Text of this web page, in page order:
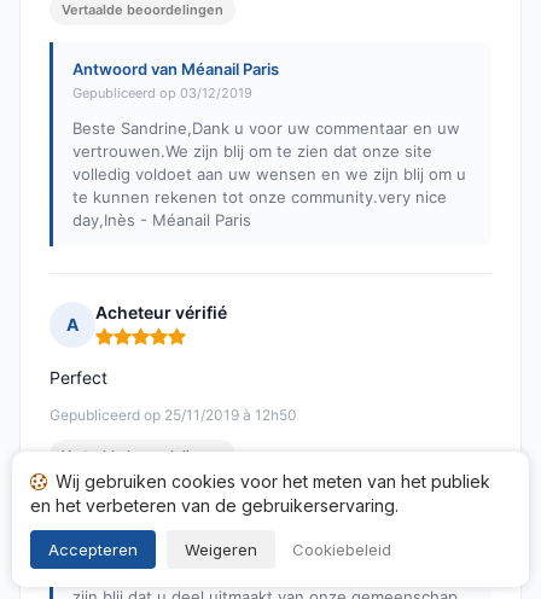
Vertaalde beoordelingen
Antwoord van Méanail Paris
Gepubliceerd op 03/12/2019
Beste Sandrine,Dank u voor uw commentaar en uw
vertrouwen.We zijn blij om te zien dat onze site
volledig voldoet aan uw wensen en we zijn blij om u
te kunnen rekenen tot onze community.very nice
day,Inès - Méanail Paris
A
Acheteur vérifié
Opmerking: 5 van 5
Gepubliceerd op 25/11/2019 à 12h50
Perfect
Vertaalde beoordelingen
Antwoord van Méanail Paris
Gepubliceerd op 03/12/2019
Beste Martine, Hartelijk dank voor uw bericht. We
Wij gebruiken cookies voor het meten van het publiek
en het verbeteren van de gebruikerservaring.
Accepteren Weigeren Cookiebeleid